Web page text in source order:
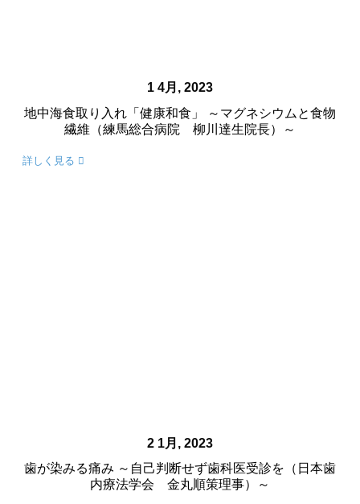
地中海食取り入れ「健康和食」 ～マグネシウムと食物
繊維（練馬総合病院 柳川達生院長）～
1 4月, 2023
詳しく見る
歯が染みる痛み ～自己判断せず歯科医受診を（日本歯
内療法学会 金丸順策理事）～
2 1月, 2023